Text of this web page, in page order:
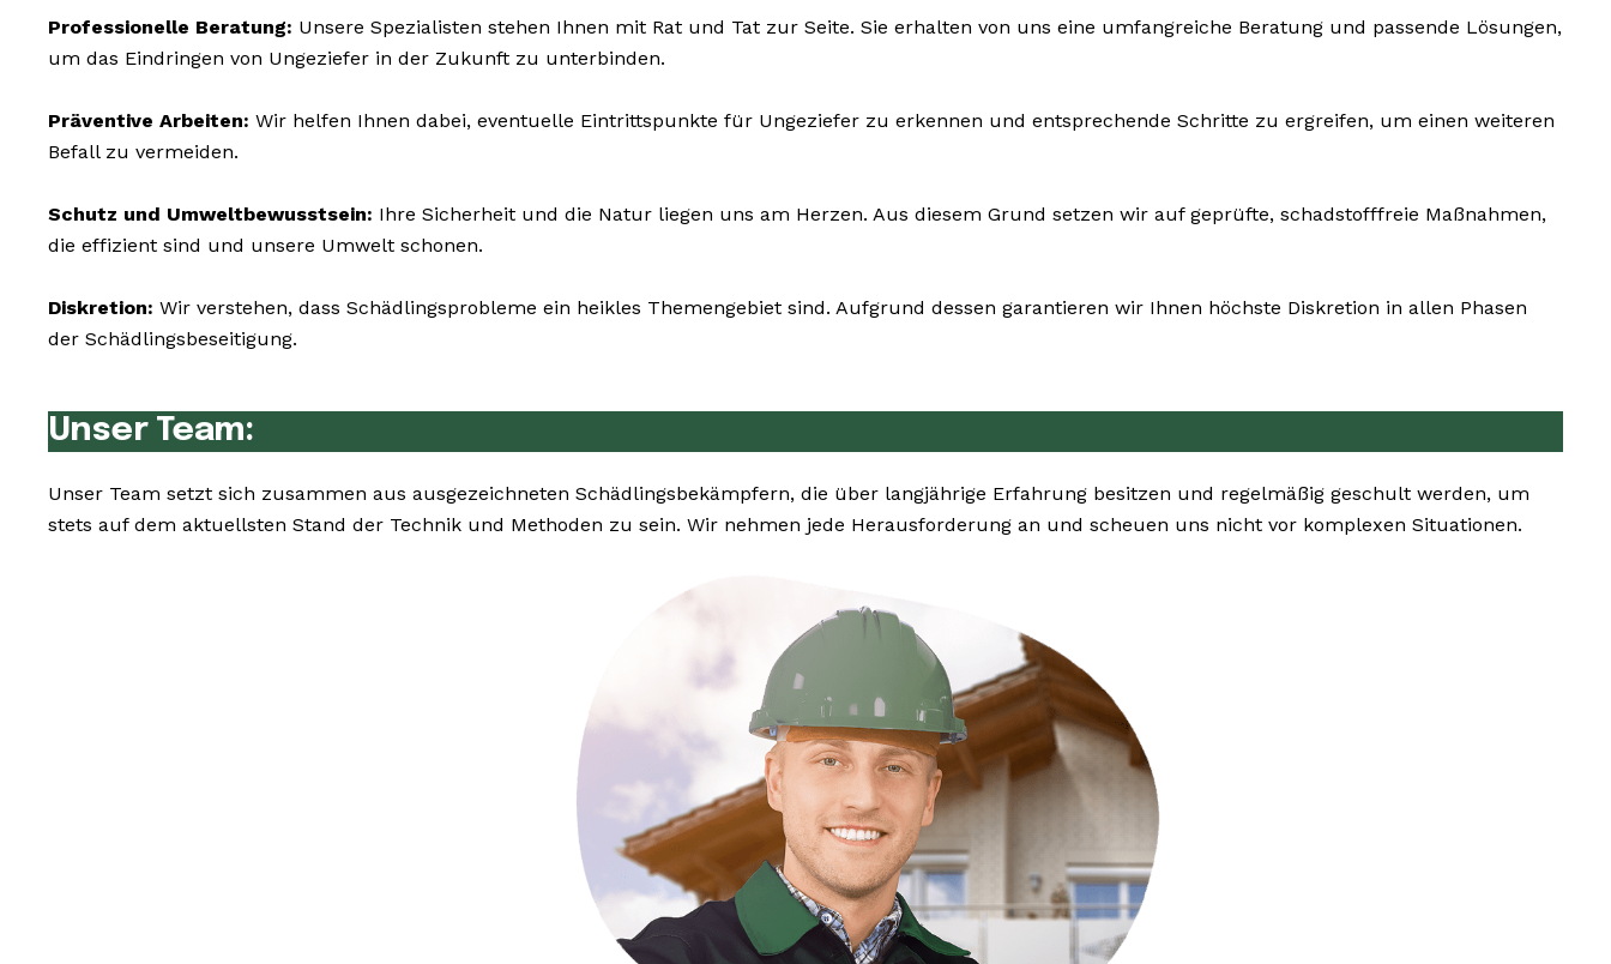
Professionelle Beratung: Unsere Spezialisten stehen Ihnen mit Rat und Tat zur Seite. Sie erhalten von uns eine umfangreiche Beratung und passende Lösungen,
um das Eindringen von Ungeziefer in der Zukunft zu unterbinden.
Präventive Arbeiten: Wir helfen Ihnen dabei, eventuelle Eintrittspunkte für Ungeziefer zu erkennen und entsprechende Schritte zu ergreifen, um einen weiteren
Befall zu vermeiden.
Schutz und Umweltbewusstsein: Ihre Sicherheit und die Natur liegen uns am Herzen. Aus diesem Grund setzen wir auf geprüfte, schadstofffreie Maßnahmen,
die effizient sind und unsere Umwelt schonen.
Diskretion: Wir verstehen, dass Schädlingsprobleme ein heikles Themengebiet sind. Aufgrund dessen garantieren wir Ihnen höchste Diskretion in allen Phasen
der Schädlingsbeseitigung.
Unser Team:
Unser Team setzt sich zusammen aus ausgezeichneten Schädlingsbekämpfern, die über langjährige Erfahrung besitzen und regelmäßig geschult werden, um
stets auf dem aktuellsten Stand der Technik und Methoden zu sein. Wir nehmen jede Herausforderung an und scheuen uns nicht vor komplexen Situationen.